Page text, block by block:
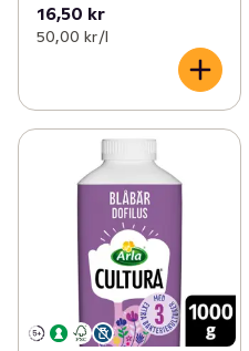
16,50 kr
50,00 kr /l